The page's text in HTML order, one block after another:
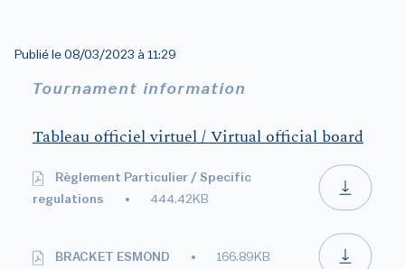
Publié le 08/03/2023 à 11:29
Tournament information
Tableau officiel virtuel / Virtual official board
Règlement Particulier / Specific
regulations
444.42KB
BRACKET ESMOND 166.89KB